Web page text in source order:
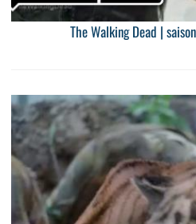
The Walking Dead |